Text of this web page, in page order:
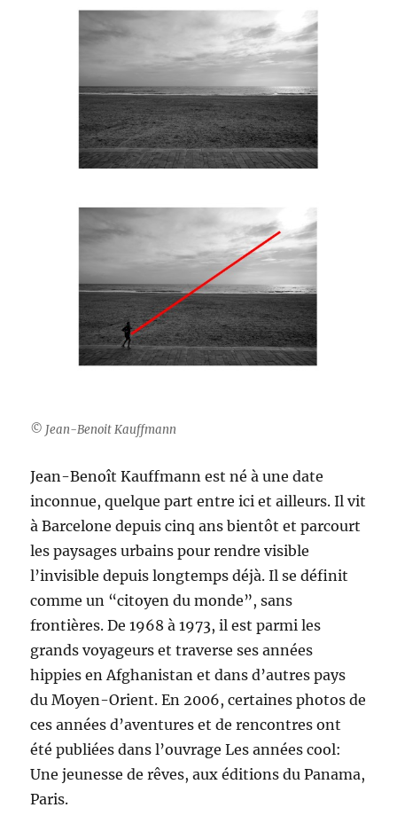
© Jean-Benoit Kauffmann
Jean-Benoît Kauffmann est né à une date
inconnue, quelque part entre ici et ailleurs. Il vit
à Barcelone depuis cinq ans bientôt et parcourt
les paysages urbains pour rendre visible
l’invisible depuis longtemps déjà. Il se définit
comme un “citoyen du monde”, sans
frontières. De 1968 à 1973, il est parmi les
grands voyageurs et traverse ses années
hippies en Afghanistan et dans d’autres pays
du Moyen-Orient. En 2006, certaines photos de
ces années d’aventures et de rencontres ont
été publiées dans l’ouvrage Les années cool:
Une jeunesse de rêves, aux éditions du Panama,
Paris.